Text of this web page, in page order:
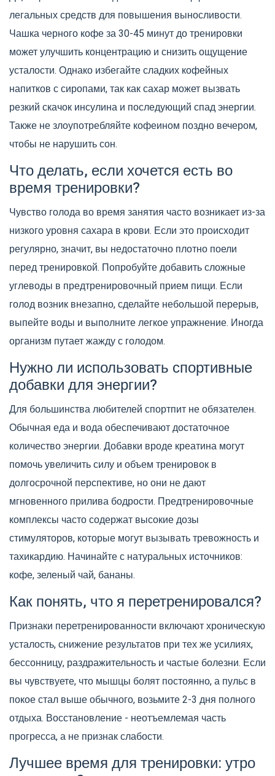
легальных средств для повышения выносливости.
Чашка черного кофе за 30-45 минут до тренировки
может улучшить концентрацию и снизить ощущение
усталости. Однако избегайте сладких кофейных
напитков с сиропами, так как сахар может вызвать
резкий скачок инсулина и последующий спад энергии.
Также не злоупотребляйте кофеином поздно вечером,
чтобы не нарушить сон.
Что делать, если хочется есть во
время тренировки?
Чувство голода во время занятия часто возникает из-за
низкого уровня сахара в крови. Если это происходит
регулярно, значит, вы недостаточно плотно поели
перед тренировкой. Попробуйте добавить сложные
углеводы в предтренировочный прием пищи. Если
голод возник внезапно, сделайте небольшой перерыв,
выпейте воды и выполните легкое упражнение. Иногда
организм путает жажду с голодом.
Нужно ли использовать спортивные
добавки для энергии?
Для большинства любителей спортпит не обязателен.
Обычная еда и вода обеспечивают достаточное
количество энергии. Добавки вроде креатина могут
помочь увеличить силу и объем тренировок в
долгосрочной перспективе, но они не дают
мгновенного прилива бодрости. Предтренировочные
комплексы часто содержат высокие дозы
стимуляторов, которые могут вызывать тревожность и
тахикардию. Начинайте с натуральных источников:
кофе, зеленый чай, бананы.
Как понять, что я перетренировался?
Признаки перетренированности включают хроническую
усталость, снижение результатов при тех же усилиях,
бессонницу, раздражительность и частые болезни. Если
вы чувствуете, что мышцы болят постоянно, а пульс в
покое стал выше обычного, возьмите 2-3 дня полного
отдыха. Восстановление - неотъемлемая часть
прогресса, а не признак слабости.
Лучшее время для тренировки: утро